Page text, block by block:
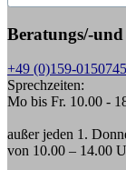
Beratungs/-und
+49 (0)159-
Sprechzeiten:
Mo bis Fr. 10.00 -
außer jeden 1.
von 10.00 – 14.00